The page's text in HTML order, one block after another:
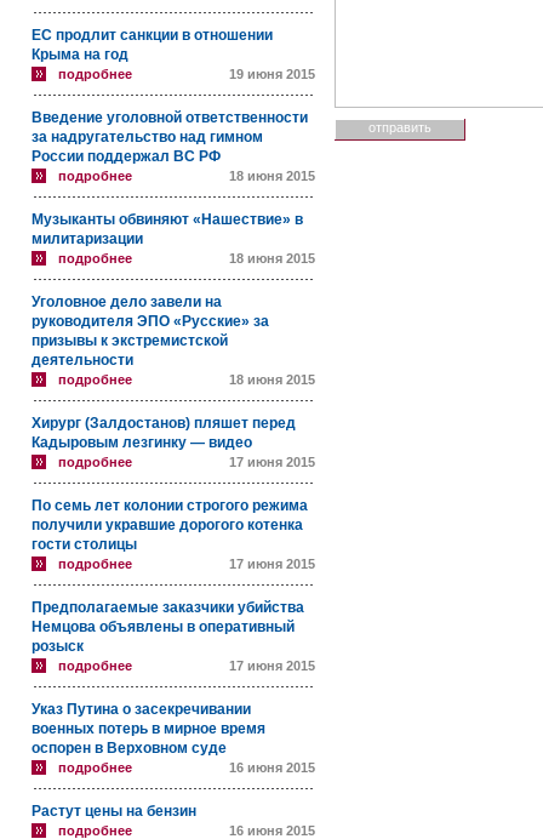
ЕС продлит санкции в отношении
Крыма на год
подробнее 19 июня 2015
Введение уголовной ответственности
за надругательство над гимном
России поддержал ВС РФ
подробнее 18 июня 2015
Музыканты обвиняют «Нашествие» в
милитаризации
подробнее 18 июня 2015
Уголовное дело завели на
руководителя ЭПО «Русские» за
призывы к экстремистской
деятельности
подробнее 18 июня 2015
Хирург (Залдостанов) пляшет перед
Кадыровым лезгинку — видео
подробнее 17 июня 2015
По семь лет колонии строгого режима
получили укравшие дорогого котенка
гости столицы
подробнее 17 июня 2015
Предполагаемые заказчики убийства
Немцова объявлены в оперативный
розыск
подробнее 17 июня 2015
Указ Путина о засекречивании
военных потерь в мирное время
оспорен в Верховном суде
подробнее 16 июня 2015
Растут цены на бензин
подробнее 16 июня 2015